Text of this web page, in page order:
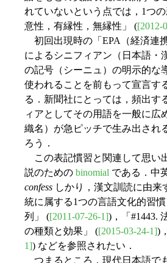
れていないという点では，1つ
意性，有縁性，無縁性」 ([2012-
初回出現時の「EPA（経済連
によるシニフィアン（日本語・
の記号（シーニュ）の明示的な
使われることを前もって宣言す
る．新聞社にとっては，頻出す
ィアとしてその用語を一般に
織名）が急ピッチで生み出され
ろう．
この表記慣習と関連して思い
説のための binomial である．中
confess しかり，漢文訓読に由
統に属する1つの言語文化的習
列」 ([2011-07-26-1])，「#1443.
の種類と効果」 ([2015-03-24-1])
1]) などを参照されたい．
つまるところ，現代日本語で